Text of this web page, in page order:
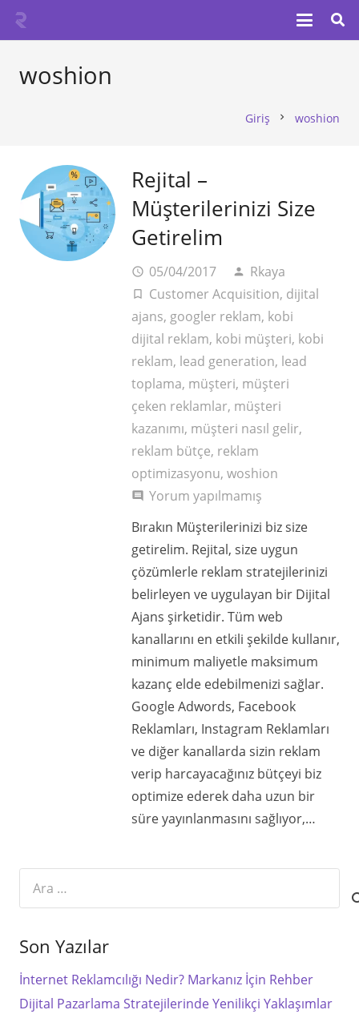
woshion
Giriş chevron_right woshion
Rejital –
Müşterilerinizi Size
Getirelim
access_time 05/04/2017 person Rkaya
turned_in_not Customer Acquisition, dijital
ajans, googler reklam, kobi
dijital reklam, kobi müşteri, kobi
reklam, lead generation, lead
toplama, müşteri, müşteri
çeken reklamlar, müşteri
kazanımı, müşteri nasıl gelir,
reklam bütçe, reklam
optimizasyonu, woshion
comment
Yorum yapılmamış
Bırakın Müşterilerinizi biz size
getirelim. Rejital, size uygun
çözümlerle reklam stratejilerinizi
belirleyen ve uygulayan bir Dijital
Ajans şirketidir. Tüm web
kanallarını en etkili şekilde kullanır,
minimum maliyetle maksimum
kazanç elde edebilmenizi sağlar.
Google Adwords, Facebook
Reklamları, Instagram Reklamları
ve diğer kanallarda sizin reklam
verip harcayacağınız bütçeyi biz
optimize ederek daha uzun bir
süre yayınlanmasını sağlıyor,…
Son Yazılar
İnternet Reklamcılığı Nedir? Markanız İçin Rehber
Dijital Pazarlama Stratejilerinde Yenilikçi Yaklaşımlar